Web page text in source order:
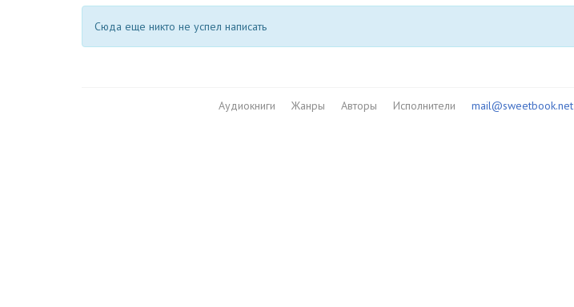
Сюда еще никто не успел написать
Аудиокниги Жанры Авторы Исполнители mail@sweetbook.net